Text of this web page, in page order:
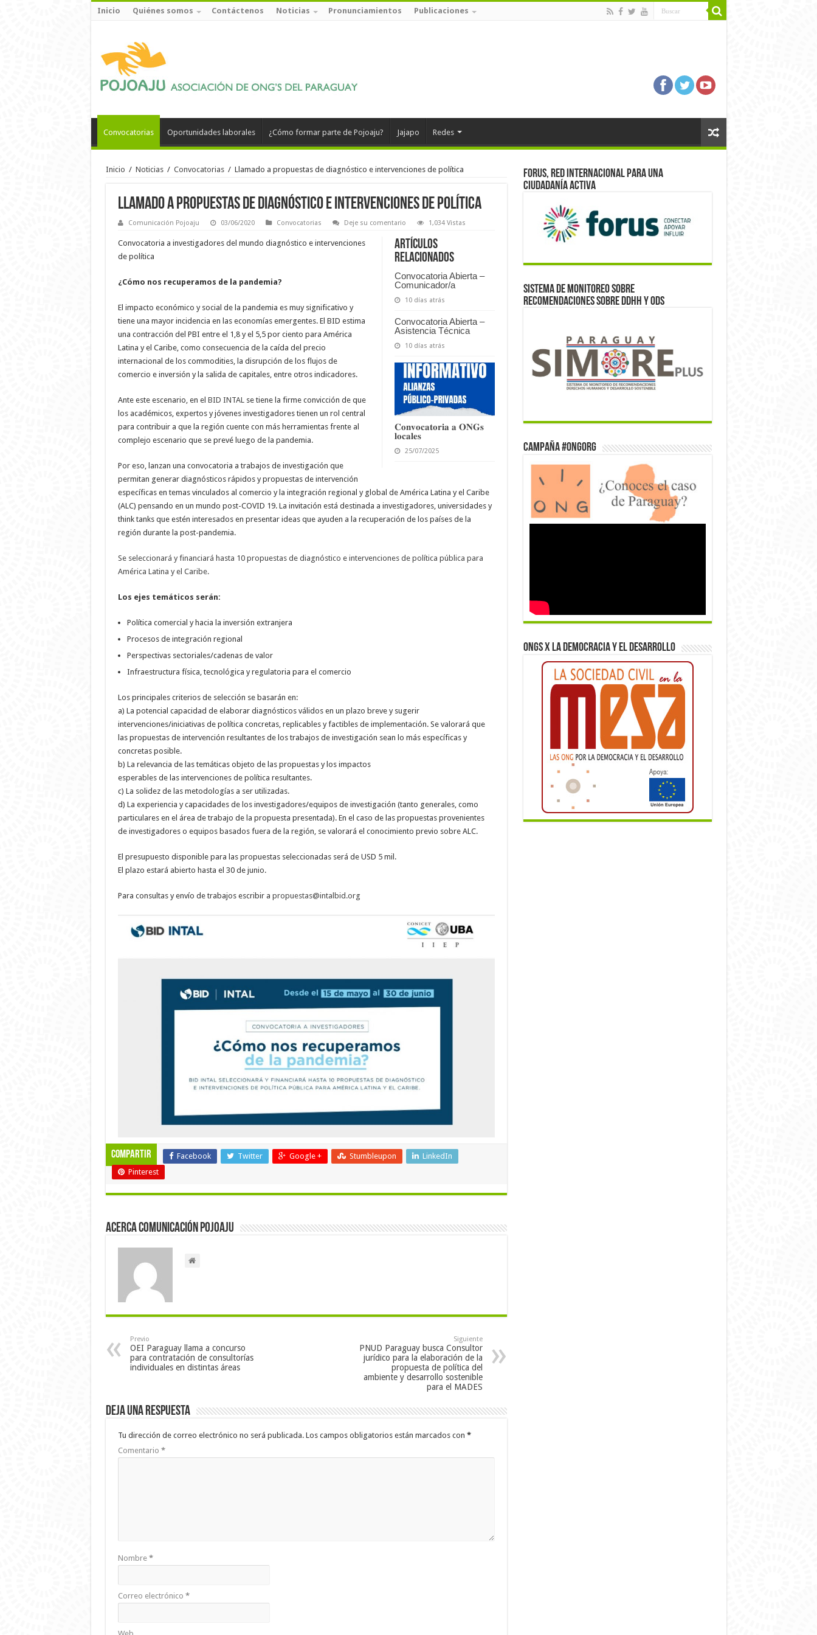
Inicio Quiénes somos Contáctenos Noticias Pronunciamientos Publicaciones
Convocatorias Oportunidades laborales ¿Cómo formar parte de Pojoaju? Jajapo Redes
Inicio / Noticias / Convocatorias / Llamado a propuestas de diagnóstico e intervenciones de política
Llamado a propuestas de diagnóstico e intervenciones de política
Comunicación Pojoaju 03/06/2020 Convocatorias Deje su comentario 1,034 Vistas
Artículos
relacionados
Convocatoria Abierta –
Comunicador/a
10 días atrás
Convocatoria Abierta –
Asistencia Técnica
10 días atrás
𝐂𝐨𝐧𝐯𝐨𝐜𝐚𝐭𝐨𝐫𝐢𝐚 𝐚 𝐎𝐍𝐆𝐬
𝐥𝐨𝐜𝐚𝐥𝐞𝐬
25/07/2025
Convocatoria a investigadores del mundo diagnóstico e intervenciones
de política
¿Cómo nos recuperamos de la pandemia?
El impacto económico y social de la pandemia es muy significativo y
tiene una mayor incidencia en las economías emergentes. El BID estima
una contracción del PBI entre el 1,8 y el 5,5 por ciento para América
Latina y el Caribe, como consecuencia de la caída del precio
internacional de los commodities, la disrupción de los flujos de
comercio e inversión y la salida de capitales, entre otros indicadores.
Ante este escenario, en el BID INTALse tiene la firme convicción de que
los académicos, expertos y jóvenes investigadores tienen un rol central
para contribuir a que la región cuente con más herramientas frente al
complejo escenario que se prevé luego de la pandemia.
Por eso, lanzan una convocatoria a trabajos de investigación que
permitan generar diagnósticos rápidos y propuestas de intervención
específicas en temas vinculados al comercio y la integración regional y global de América Latina y el Caribe
(ALC) pensando en un mundo post-COVID 19. La invitación está destinada a investigadores, universidades y
think tanks que estén interesados en presentar ideas que ayuden a la recuperación de los países de la
región durante la post-pandemia.
Se seleccionará y financiará hasta 10 propuestas de diagnóstico e intervenciones de política pública para
América Latina y el Caribe.
Los ejes temáticos serán:
Política comercial y hacia la inversión extranjera
Procesos de integración regional
Perspectivas sectoriales/cadenas de valor
Infraestructura física, tecnológica y regulatoria para el comercio
Los principales criterios de selección se basarán en:
a) La potencial capacidad de elaborar diagnósticos válidos en un plazo breve y sugerir
intervenciones/iniciativas de política concretas, replicables y factibles de implementación. Se valorará que
las propuestas de intervención resultantes de los trabajos de investigación sean lo más específicas y
concretas posible.
b) La relevancia de las temáticas objeto de las propuestas y los impactos
esperables de las intervenciones de política resultantes.
c) La solidez de las metodologías a ser utilizadas.
d) La experiencia y capacidades de los investigadores/equipos de investigación (tanto generales, como
particulares en el área de trabajo de la propuesta presentada). En el caso de las propuestas provenientes
de investigadores o equipos basados fuera de la región, se valorará el conocimiento previo sobre ALC.
El presupuesto disponible para las propuestas seleccionadas será de USD 5 mil.
El plazo estará abierto hasta el 30 de junio.
Para consultas y envío de trabajos escribir a propuestas@intalbid.org
Compartir Facebook Twitter Google + Stumbleupon
LinkedIn
Pinterest
Acerca Comunicación Pojoaju
Previo
OEI Paraguay llama a concurso
para contratación de consultorías
individuales en distintas áreas
Siguiente
PNUD Paraguay busca Consultor
jurídico para la elaboración de la
propuesta de política del
ambiente y desarrollo sostenible
para el MADES
Deja una respuesta
Tu dirección de correo electrónico no será publicada. Los campos obligatorios están marcados con *
Comentario *
Nombre *
Correo electrónico *
Forus, red internacional para una
ciudadanía activa
Sistema de monitoreo sobre
recomendaciones sobre DDHH y ODS
Campaña #ONGorg
ONGs x la democracia y el desarrollo